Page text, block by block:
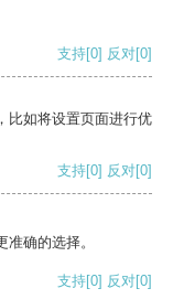
支持[0] 反对[0]
比如将设置页面进行优
支持[0] 反对[0]
确的选择。
支持[0] 反对[0]